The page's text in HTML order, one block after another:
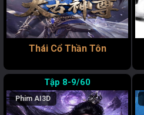
Thái Cổ Thần Tôn
8-9/60
Phim AI 3D